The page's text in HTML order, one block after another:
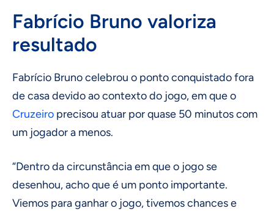
Fabrício Bruno valoriza
resultado
Fabrício Bruno celebrou o ponto conquistado fora
de casa devido ao contexto do jogo, em que o
Cruzeiro precisou atuar por quase 50 minutos com
um jogador a menos.
“Dentro da circunstância em que o jogo se
desenhou, acho que é um ponto importante.
Viemos para ganhar o jogo, tivemos chances e